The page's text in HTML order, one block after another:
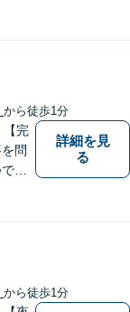
から徒歩1分
【完
問
も
。
詳細を見
る
から徒歩1分